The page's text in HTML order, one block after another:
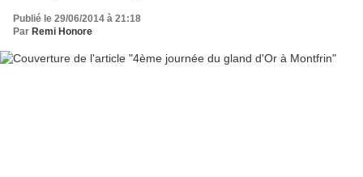
Publié le 29/06/2014 à 21:18
Par Remi Honore